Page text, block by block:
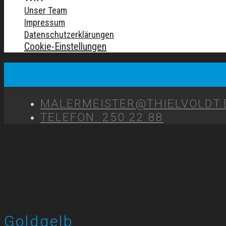
Unser Team
Impressum
Datenschutzerklärungen
Cookie-Einstellungen
TELEFON: 250 22 88
Goldgelb